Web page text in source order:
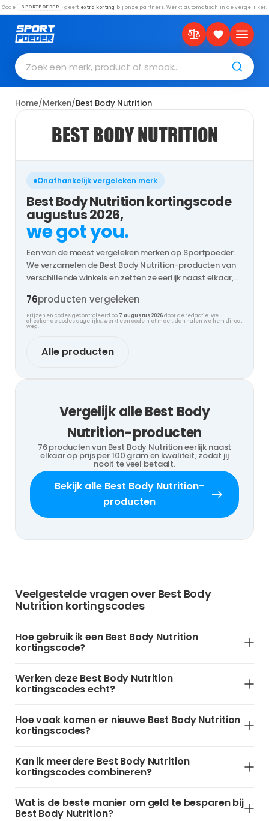
Code SPORTPOEDER geeft extra korting bij onze partners. Werkt automatisch in de vergelijker.
Zoek een merk, product of smaak…
Home/Merken/Best Body Nutrition
BEST BODY NUTRITION
Onafhankelijk vergeleken merk
Best Body Nutrition kortingscode
augustus 2026,
we got you.
Een van de meest vergeleken merken op Sportpoeder.
We verzamelen de Best Body Nutrition-producten van
verschillende winkels en zetten ze eerlijk naast elkaar,
76producten vergeleken
Prijzen en codes gecontroleerd op 7 augustus 2026door de redactie. We
checken de codes dagelijks; werkt een code niet meer, dan halen we hem direct
weg.
Alle producten
Vergelijk alle Best Body
Nutrition-producten
76 producten van Best Body Nutrition eerlijk naast
elkaar op prijs per 100 gram en kwaliteit, zodat jij
nooit te veel betaalt.
Bekijk alle Best Body Nutrition-
producten
Veelgestelde vragen over Best Body
Nutrition kortingscodes
Hoe gebruik ik een Best Body Nutrition
kortingscode?
Werken deze Best Body Nutrition
kortingscodes echt?
Hoe vaak komen er nieuwe Best Body Nutrition
kortingscodes?
Kan ik meerdere Best Body Nutrition
kortingscodes combineren?
Wat is de beste manier om geld te besparen bij
Best Body Nutrition?